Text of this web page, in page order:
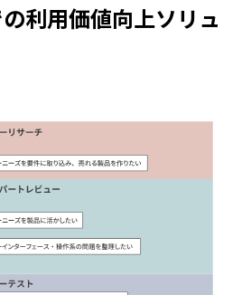
利用価値向上ソリュ